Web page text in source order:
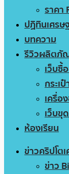
ราคา
ปฏิทินเศรษ
บทความ
รีวิวผลิตภั
เว็บซื้
กระเ
เครื่อ
เว็บขุ
ห้องเรียน
ข่าวคริปโต
ข่าว